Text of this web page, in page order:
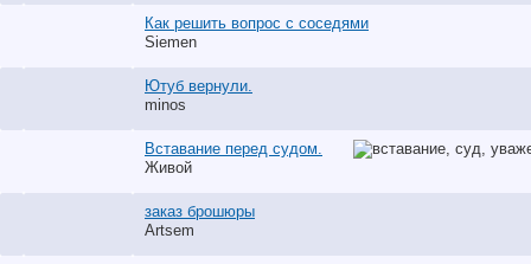
Как решить вопрос с соседями
Siemen
Ютуб вернули.
minos
Вставание перед судом.
Живой
заказ брошюры
Artsem